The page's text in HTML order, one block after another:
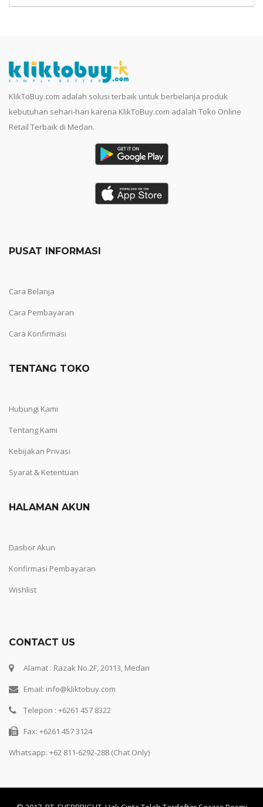
KlikToBuy.com adalah solusi terbaik untuk berbelanja produk
kebutuhan sehari-hari karena KlikToBuy.com adalah Toko Online
Retail Terbaik di Medan.
PUSAT INFORMASI
Cara Belanja
Cara Pembayaran
Cara Konfirmasi
TENTANG TOKO
Hubungi Kami
Tentang Kami
Kebijakan Privasi
Syarat & Ketentuan
HALAMAN AKUN
Dasbor Akun
Konfirmasi Pembayaran
Wishlist
CONTACT US
Alamat : Razak No.2F, 20113, Medan
Email: info@kliktobuy.com
Telepon : +6261 457 8322
Fax: +6261 457 3124
Whatsapp: +62 811-6292-288 (Chat Only)